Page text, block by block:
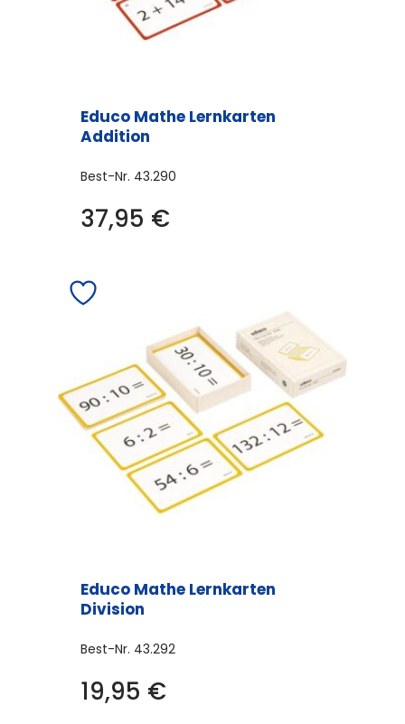
Educo Mathe Lernkarten
Addition
Best-Nr. 43.290
37,95 €
Educo Mathe Lernkarten
Division
Best-Nr. 43.292
19,95 €